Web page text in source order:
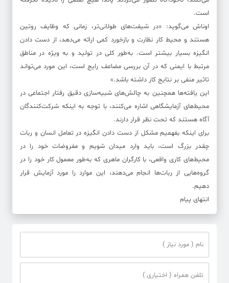
است.
اوناش می‌گوید: «در شیفت‌های طولانی‌تر، زمانی که وظایف روتین
هستند و محیط کار نظارت و بازخورد کمی ارائه می‌دهد، از دست دادن
انگیزه بسیار بیشتر است. به‌طور کلی در تولید و به ویژه در مناطق
مرتبط با ایمنی که در آن بررسی مضاعف رایج است، این مورد می‌تواند
تاثیر منفی بر نتایج کار داشته باشد.»
این یافته‌ها همچنین به چالش‌های شبیه‌سازی دقیق رفتار اجتماعی در
محیط‌های آزمایشگاهی اشاره می‌کنند، با توجه به اینکه شرکت‌کنندگان
آگاه هستند که تحت نظر قرار دارند.
برای اینکه بفهمیم مشکل از دست دادن انگیزه در تعامل انسان و ربات
چقدر بزرگ است، باید وارد میدان شویم و مفروضات خود را در
محیط‌های کاری واقعی، با کارگران ماهری که به‌طور معمول کار خود را در
گروه‌هایی از ربات‌ها انجام می‌دهند، این موارد را مورد آزمایش قرار
دهیم.
انتهای پیام